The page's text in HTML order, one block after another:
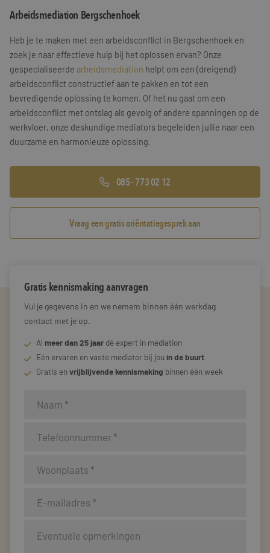
Training & Leiderschap
Referenties
Blogs
Documenten
Gratis folder
Contact
Arbeidsmediation Bergschenhoek
Heb je te maken met een arbeidsconflict in Bergschenhoek en
zoek je naar effectieve hulp bij het oplossen ervan? Onze
gespecialiseerde arbeidsmediation helpt om een (dreigend)
arbeidsconflict constructief aan te pakken en tot een
bevredigende oplossing te komen. Of het nu gaat om een
arbeidsconflict met ontslag als gevolg of andere spanningen op de
werkvloer, onze deskundige mediators begeleiden jullie naar een
duurzame en harmonieuze oplossing.
085 - 773 02 12
Vraag een gratis oriëntatiegesprek aan
Gratis kennismaking aanvragen
Vul je gegevens in en we nemem binnen één werkdag
contact met je op.
Al meer dan 25 jaar dé expert in mediation
Eén ervaren en vaste mediator bij jou in de buurt
Gratis envrijblijvende kennismaking binnen één week